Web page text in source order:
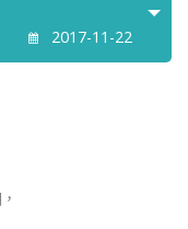
2017-11-22